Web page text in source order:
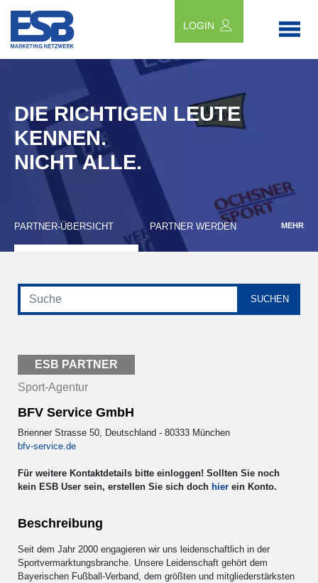
LOGIN
DIE RICHTIGEN LEUTE
KENNEN.
NICHT ALLE.
PARTNER-ÜBERSICHT PARTNER WERDEN MEHR
ESB PARTNER
Sport-Agentur
BFV Service GmbH
Brienner Strasse 50, Deutschland - 80333 München
bfv-service.de
Für weitere Kontaktdetails bitte einloggen! Sollten Sie noch
kein ESB User sein, erstellen Sie sich doch hier ein Konto.
Beschreibung
Seit dem Jahr 2000 engagieren wir uns leidenschaftlich in der
Sportvermarktungsbranche. Unsere Leidenschaft gehört dem
Bayerischen Fußball-Verband, dem größten und mitgliederstärksten